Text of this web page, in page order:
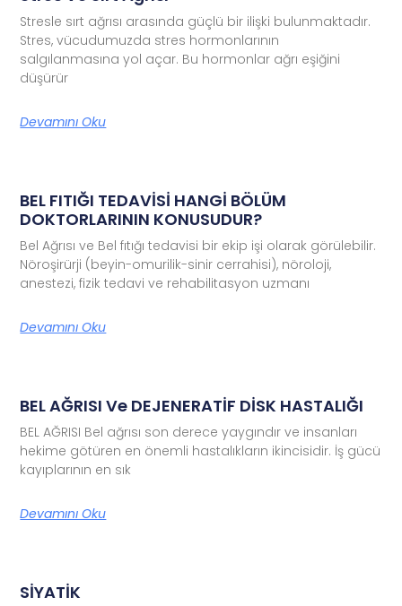
Stresle sırt ağrısı arasında güçlü bir ilişki bulunmaktadır.
Stres, vücudumuzda stres hormonlarının
salgılanmasına yol açar. Bu hormonlar ağrı eşiğini
düşürür
Devamını Oku
BEL FITIĞI TEDAVİSİ HANGİ BÖLÜM
DOKTORLARININ KONUSUDUR?
Bel Ağrısı ve Bel fıtığı tedavisi bir ekip işi olarak görülebilir.
Nöroşirürji (beyin-omurilik-sinir cerrahisi), nöroloji,
anestezi, fizik tedavi ve rehabilitasyon uzmanı
Devamını Oku
BEL AĞRISI Ve DEJENERATİF DİSK HASTALIĞI
BEL AĞRISI Bel ağrısı son derece yaygındır ve insanları
hekime götüren en önemli hastalıkların ikincisidir. İş gücü
kayıplarının en sık
Devamını Oku
SİYATİK